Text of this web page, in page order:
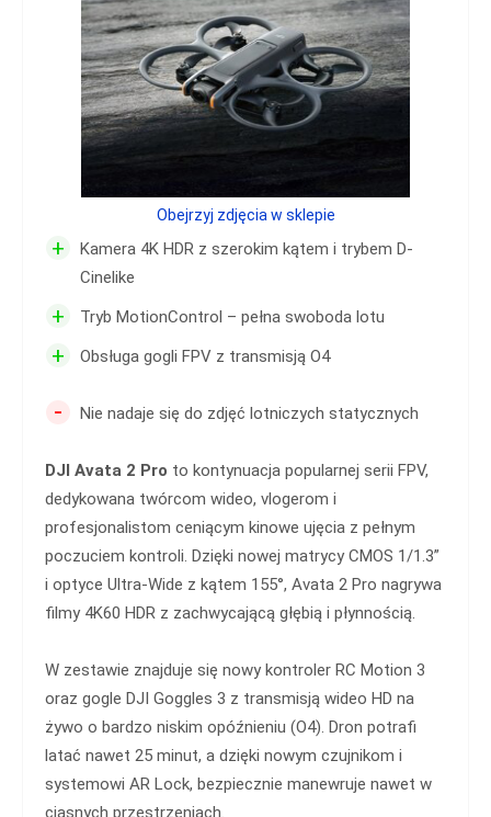
+
Kamera 4K HDR z szerokim kątem i trybem D-
Cinelike
+ Tryb MotionControl – pełna swoboda lotu
+ Obsługa gogli FPV z transmisją O4
- Nie nadaje się do zdjęć lotniczych statycznych
DJI Avata 2 Pro to kontynuacja popularnej serii FPV,
dedykowana twórcom wideo, vlogerom i
profesjonalistom ceniącym kinowe ujęcia z pełnym
poczuciem kontroli. Dzięki nowej matrycy CMOS 1/1.3”
i optyce Ultra-Wide z kątem 155°, Avata 2 Pro nagrywa
filmy 4K60 HDR z zachwycającą głębią i płynnością.
W zestawie znajduje się nowy kontroler RC Motion 3
oraz gogle DJI Goggles 3 z transmisją wideo HD na
żywo o bardzo niskim opóźnieniu (O4). Dron potrafi
latać nawet 25 minut, a dzięki nowym czujnikom i
systemowi AR Lock, bezpiecznie manewruje nawet w
ciasnych przestrzeniach.
Obejrzyj zdjęcia w sklepie